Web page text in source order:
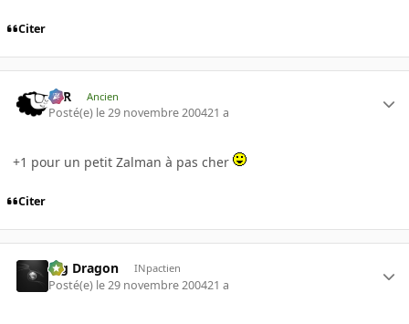
Citer
KzR Ancien
Posté(e) le 29 novembre 200421 a
+1 pour un petit Zalman à pas cher
Citer
Big Dragon INpactien
Posté(e) le 29 novembre 200421 a